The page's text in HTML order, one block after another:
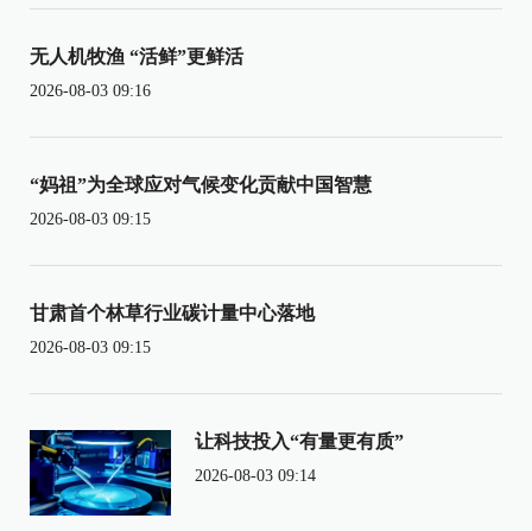
无人机牧渔 “活鲜”更鲜活
2026-08-03 09:16
“妈祖”为全球应对气候变化贡献中国智慧
2026-08-03 09:15
甘肃首个林草行业碳计量中心落地
2026-08-03 09:15
让科技投入“有量更有质”
2026-08-03 09:14